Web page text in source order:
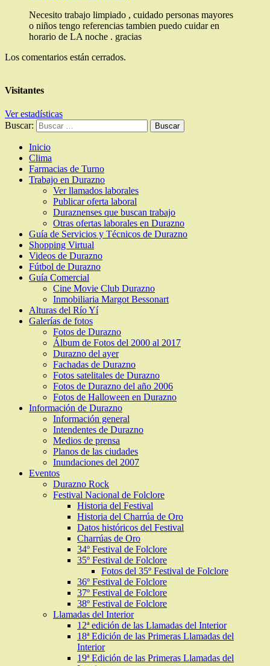
Necesito trabajo limpiado , cuidado personas mayores
o niños tengo referencias tambien puedo cuidar en
horario de LA noche . gracias
Los comentarios están cerrados.
Visitantes
Ver estadísticas
Buscar:
Inicio
Clima
Farmacias de Turno
Trabajo en Durazno
Ver llamados laborales
Publicar oferta laboral
Duraznenses que buscan trabajo
Otras ofertas laborales en Durazno
Guía de Servicios y Técnicos de Durazno
Shopping Virtual
Videos de Durazno
Fútbol de Durazno
Guía Comercial
Cine Movie Club Durazno
Inmobiliaria Margot Bessonart
Alturas del Río Yí
Galerías de fotos
Fotos de Durazno
Álbum de Fotos del 2000 al 2017
Durazno del ayer
Fachadas de Durazno
Fotos satelitales de Durazno
Fotos de Durazno del año 2006
Fotos de Halloween en Durazno
Información de Durazno
Información general
Intendentes de Durazno
Medios de prensa
Planos de las ciudades
Inundaciones del 2007
Eventos
Durazno Rock
Festival Nacional de Folclore
Historia del Festival
Historia del Charrúa de Oro
Datos históricos del Festival
Charrúas de Oro
34º Festival de Folclore
35º Festival de Folclore
Fotos del 35º Festival de Folclore
36º Festival de Folclore
37º Festival de Folclore
38º Festival de Folclore
Llamadas del Interior
12ª edición de las Llamadas del Interior
18ª Edición de las Primeras Llamadas del
Interior
19ª Edición de las Primeras Llamadas del